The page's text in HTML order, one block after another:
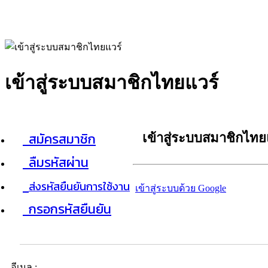
เข้าสู่ระบบสมาชิกไทยแวร์
สมัครสมาชิก
ลืมรหัสผ่าน
ส่งรหัสยืนยันการใช้งาน
กรอกรหัสยืนยัน
เข้าสู่ระบบสมาชิกไท
เข้าสู่ระบบด้วย Google